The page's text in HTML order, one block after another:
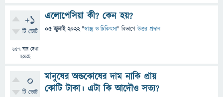
+1
টি ভোট
657বার দেখা
হয়েছে
এলোপেসিয়া কী? কেন হয়?
05 জুলাই 2022 "স্বাস্থ্য ও চিকিৎসা" বিভাগে উত্তর প্রদান
0
টি ভোট
মানুষের অন্ডকোষের দাম নাকি প্রায়
কোটি টাকা। এটা কি আদৌও সত্য?